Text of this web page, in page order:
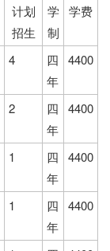
计划
招生
学
制
学费
4
四
年
4400
2
四
年
4400
1
四
年
4400
1
四
年
4400